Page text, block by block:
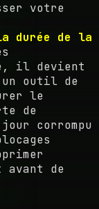
votre
durée de la
il devient
outil de
le
de
corrompu
avant de